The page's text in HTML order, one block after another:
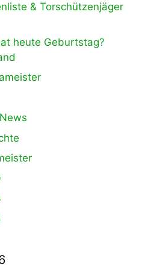
& Torschützenjäger
heute Geburtstag?